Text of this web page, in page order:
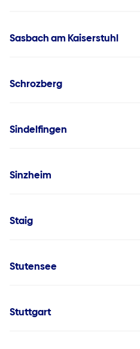
Sasbach am Kaiserstuhl
Schrozberg
Sindelfingen
Sinzheim
Staig
Stutensee
Stuttgart